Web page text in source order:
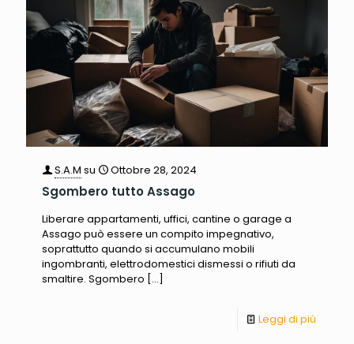
S.A.M su Ottobre 28, 2024
Sgombero tutto Assago
Liberare appartamenti, uffici, cantine o garage a
Assago può essere un compito impegnativo,
soprattutto quando si accumulano mobili
ingombranti, elettrodomestici dismessi o rifiuti da
smaltire. Sgombero […]
Leggi di più